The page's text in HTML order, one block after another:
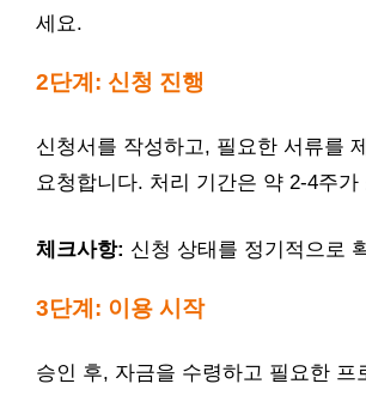
세요.
2단계: 신청 진행
신청서를 작성하고, 필요한 서류를
요청합니다. 처리 기간은 약 2-4주가
체크사항: 신청 상태를 정기적으로
3단계: 이용 시작
승인 후, 자금을 수령하고 필요한 프